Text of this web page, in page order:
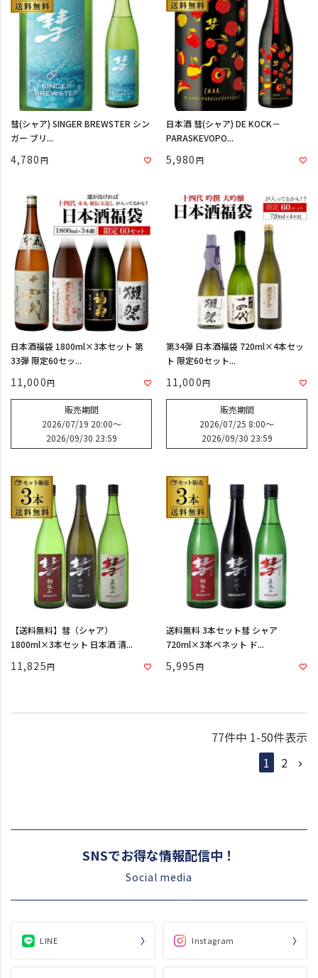
彗(シャア) SINGER BREWSTER シン
ガー ブリ...
4,780
日本酒 彗(シャア) DE KOCK－
PARASKEVOPO...
5,980
日本酒福袋 1800ml×3本セット 第
33弾 限定60セッ...
11,000
販売期間
2026/07/19 20:00〜
2026/09/30 23:59
第34弾 日本酒福袋 720ml×4本セッ
ト 限定60セット...
11,000
販売期間
2026/07/25 8:00〜
2026/09/30 23:59
【送料無料】彗（シャア）
1800ml×3本セット 日本酒 清...
11,825
送料無料 3本セット彗 シャア
720ml×3本ベネット ド...
5,995
77件中 1-50件表示
1
2
SNSでお得な情報配信中！
Social media
LINE Instagram